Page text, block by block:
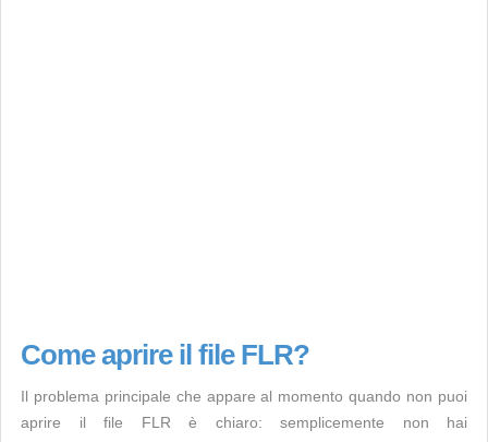
Come aprire il file FLR?
Il problema principale che appare al momento quando non puoi
aprire il file FLR è chiaro: semplicemente non hai